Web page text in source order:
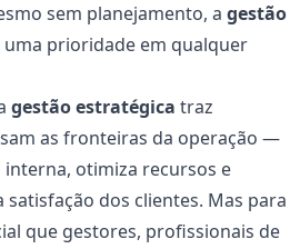
sem planejamento, a gestão
uma prioridade em qualquer
gestão estratégica traz
as fronteiras da operação —
otimiza recursos e
dos clientes. Mas para
que gestores, profissionais de